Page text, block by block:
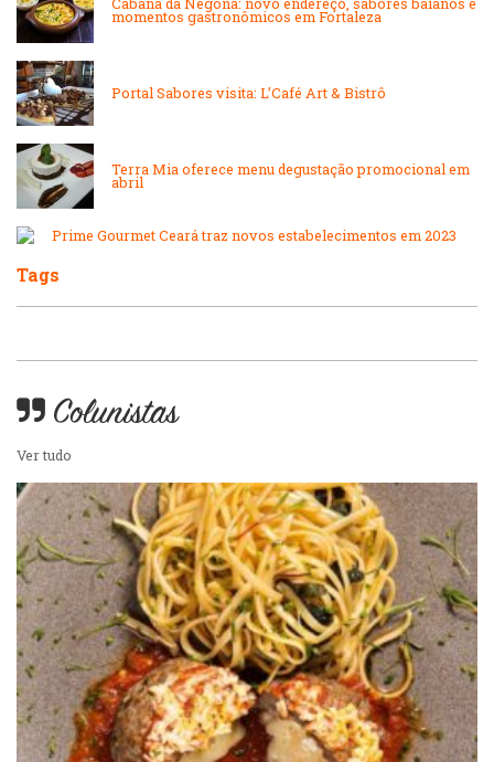
Self-service
Sobremesas e sorvetes
Massas
Padarias e Confeitarias
Peixes e Frutos do Mar
Pizzarias
Sobremesas e sorvetes
Cabana da Negona: novo endereço, sabores baianos e
momentos gastronômicos em Fortaleza
Portal Sabores visita: L’Café Art & Bistrô
Terra Mia oferece menu degustação promocional em
abril
Prime Gourmet Ceará traz novos estabelecimentos em 2023
Tags
Colunistas
Ver tudo